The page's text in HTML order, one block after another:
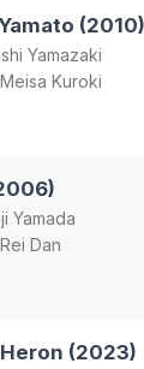
(2010)
Yamazaki
Meisa Kuroki
Yamada
Rei Dan
(2023)